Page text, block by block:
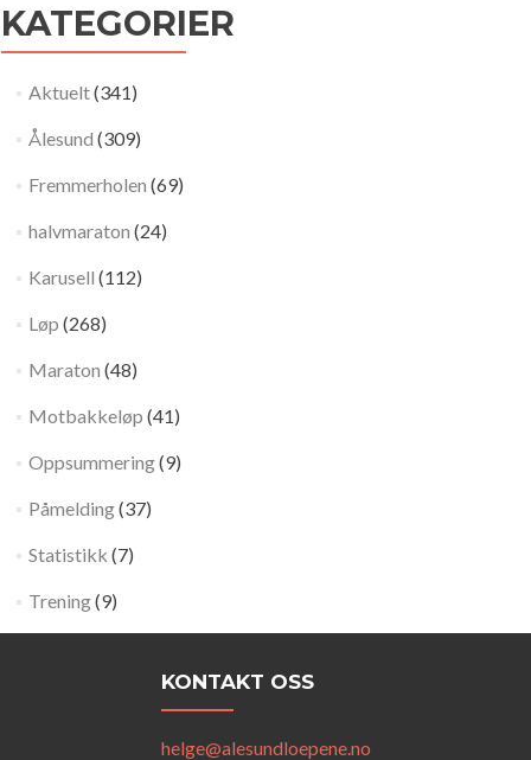
KATEGORIER
Aktuelt(341)
Ålesund (309)
Fremmerholen (69)
halvmaraton (24)
Karusell (112)
Løp (268)
Maraton (48)
Motbakkeløp (41)
Oppsummering(9)
Påmelding(37)
Statistikk (7)
Trening(9)
KONTAKT OSS
helge@alesundloepene.no